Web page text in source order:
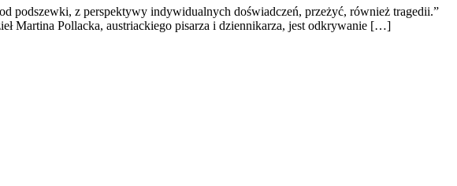
podszewki, z perspektywy indywidualnych doświadczeń, przeżyć, również tragedii.”
Martina Pollacka, austriackiego pisarza i dziennikarza, jest odkrywanie […]